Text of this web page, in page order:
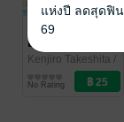
WATASHI NO
ERO
(KOGUCHI)
SENSEI
อาจารย์โคกุจิ
Kenjiro Takeshita /
PHOENIX NEXT
การ์ตูนรายตอน
No Rating
แห่งปี ลดสุดฟิน
69